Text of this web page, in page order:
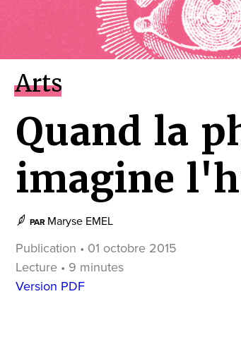
Arts
Quand la
imagine
PAR Maryse EMEL
Publication • 01 octobre 2015
Lecture • 9 minutes
Version PDF